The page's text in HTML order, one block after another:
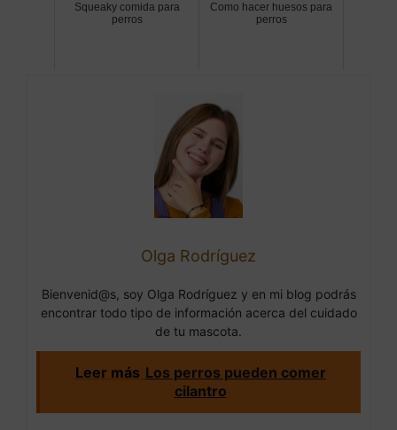
Squeaky comida para
perros
Como hacer huesos para
perros
Olga Rodríguez
Bienvenid@s, soy Olga Rodríguez y en mi blog podrás
encontrar todo tipo de información acerca del cuidado
de tu mascota.
Leer más Los perros pueden comer
cilantro